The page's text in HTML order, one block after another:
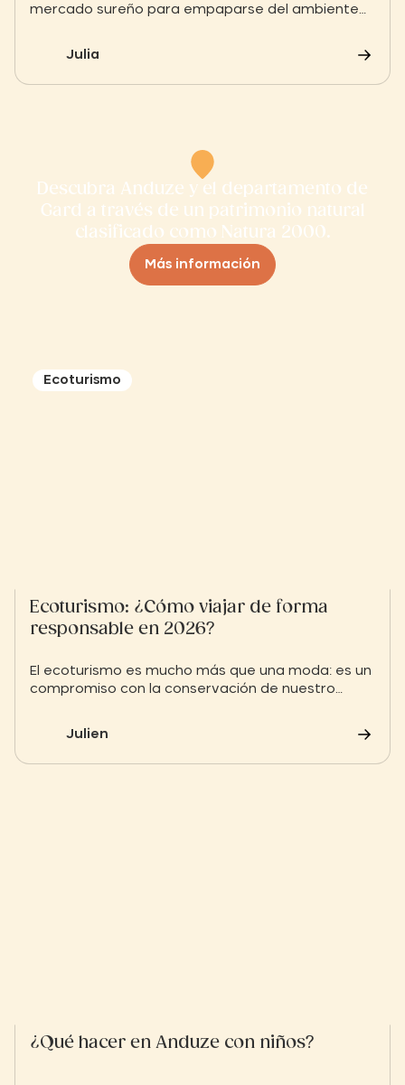
mercado sureño para empaparse del ambiente
una institución donde se entremezclan los aromas
gastronómica y auténtica que no debe perderse
Julia
Descubra Anduze y el departamento de
Gard a través de un patrimonio natural
clasificado como Natura 2000.
Más información
Ecoturismo
Ecoturismo: ¿Cómo viajar de forma
responsable en 2026?
El ecoturismo es mucho más que una moda: es un
compromiso con la conservación de nuestro
los gestos cotidianos, aprende a reducir tu huella
las riquezas de la naturaleza. Descubre nuestros
Julien
¿Qué hacer en Anduze con niños?